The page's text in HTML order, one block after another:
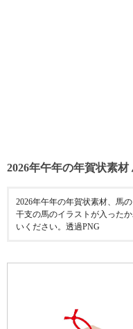
2026年午年の年賀状素
2026年午年の年賀状素材、馬
干支の馬のイラストが入った
いください。透過PNG